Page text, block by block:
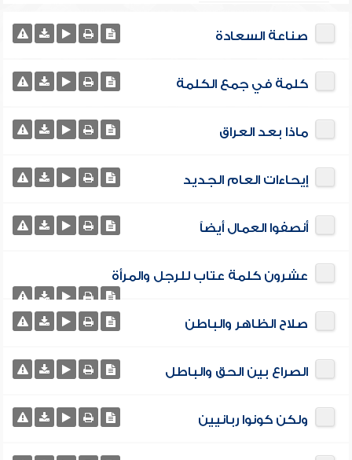
صناعة السعادة
كلمة في جمع الكلمة
ماذا بعد العراق
إيحاءات العام الجديد
أنصفوا العمال أيضاً
عشرون كلمة عتاب للرجل والمرأة
صلاح الظاهر والباطن
الصراع بين الحق والباطل
ولكن كونوا ربانيين